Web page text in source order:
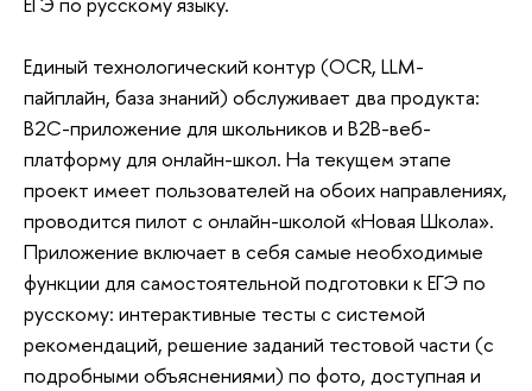
Единый технологический контур (OCR, LLM-
пайплайн, база знаний) обслуживает два продукта:
B2C-приложение для школьников и B2B-веб-
платформу для онлайн-школ. На текущем этапе
проект имеет пользователей на обоих направлениях,
проводится пилот с онлайн-школой «Новая Школа».
Приложение включает в себя самые необходимые
функции для самостоятельной подготовки к ЕГЭ по
русскому: интерактивные тесты с системой
рекомендаций, решение заданий тестовой части (с
подробными объяснениями) по фото, доступная и